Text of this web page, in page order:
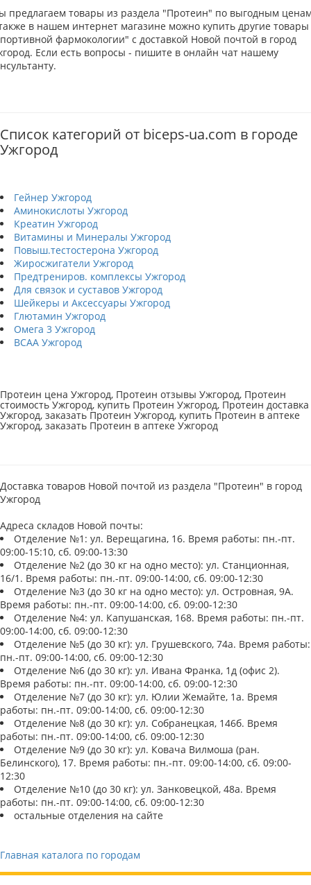
предлагаем товары из раздела "Протеин" по выгодным
в нашем интернет магазине можно купить другие товары
фармокологии" с доставкой Новой почтой в город
Если есть вопросы - пишите в онлайн чат нашему
Список категорий от biceps-ua.com в городе
Ужгород
Гейнер Ужгород
Аминокислоты Ужгород
Креатин Ужгород
Витамины и Минералы Ужгород
Повыш.тестостерона Ужгород
Жиросжигатели Ужгород
Предтрениров. комплексы Ужгород
Для связок и суставов Ужгород
Шейкеры и Аксессуары Ужгород
Глютамин Ужгород
Омега 3 Ужгород
BCAA Ужгород
Протеин цена Ужгород, Протеин отзывы Ужгород, Протеин
стоимость Ужгород, купить Протеин Ужгород, Протеин доставка
Ужгород, заказать Протеин Ужгород, купить Протеин в аптеке
Ужгород, заказать Протеин в аптеке Ужгород
Доставка товаров Новой почтой из раздела "Протеин" в город
Ужгород
Адреса складов Новой почты:
Отделение №1: ул. Верещагина, 16. Время работы: пн.-пт.
09:00-15:10, сб. 09:00-13:30
Отделение №2 (до 30 кг на одно место): ул. Станционная,
16/1. Время работы: пн.-пт. 09:00-14:00, сб. 09:00-12:30
Отделение №3 (до 30 кг на одно место): ул. Островная, 9А.
Время работы: пн.-пт. 09:00-14:00, сб. 09:00-12:30
Отделение №4: ул. Капушанская, 168. Время работы: пн.-пт.
09:00-14:00, сб. 09:00-12:30
Отделение №5 (до 30 кг): ул. Грушевского, 74а. Время работы:
пн.-пт. 09:00-14:00, сб. 09:00-12:30
Отделение №6 (до 30 кг): ул. Ивана Франка, 1д (офис 2).
Время работы: пн.-пт. 09:00-14:00, сб. 09:00-12:30
Отделение №7 (до 30 кг): ул. Юлии Жемайте, 1а. Время
работы: пн.-пт. 09:00-14:00, сб. 09:00-12:30
Отделение №8 (до 30 кг): ул. Собранецкая, 146б. Время
работы: пн.-пт. 09:00-14:00, сб. 09:00-12:30
Отделение №9 (до 30 кг): ул. Ковача Вилмоша (ран.
Белинского), 17. Время работы: пн.-пт. 09:00-14:00, сб. 09:00-
12:30
Отделение №10 (до 30 кг): ул. Занковецкой, 48а. Время
работы: пн.-пт. 09:00-14:00, сб. 09:00-12:30
остальные отделения на сайте
Главная каталога по городам